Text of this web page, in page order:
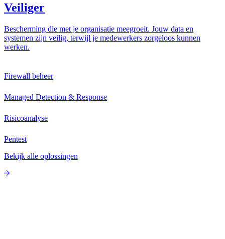
Veiliger
Bescherming die met je organisatie meegroeit. Jouw data en
systemen zijn veilig, terwijl je medewerkers zorgeloos kunnen
werken.
Firewall beheer
Managed Detection & Response
Risicoanalyse
Pentest
Bekijk alle oplossingen